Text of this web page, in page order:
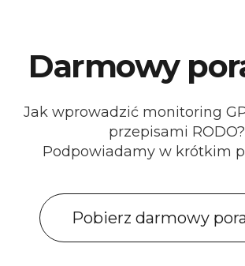
Darmowy
Jak wprowadzić monitoring
przepisami RODO?
Podpowiadamy w krótkim
Pobierz darmowy